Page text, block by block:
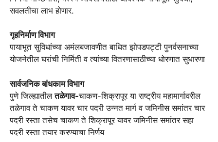
सवलतीचा लाभ होणार.
गृहनिर्माण विभाग
पायाभूत सुविधांच्या अमंलबजावणीत बाधित झोपडपट्टी पुनर्वसनाच्या
योजनेतील घरांची निर्मिती व त्यांच्या वितरणासाठीच्या धोरणात सुधारणा
सार्वजनिक बांधकाम विभाग
पुणे जिल्ह्यातीलतळेगाव-चाकण-शिक्रापूर या राष्ट्रीय महामार्गावरील
तळेगाव ते चाकण यावर चार पदरी उन्नत मार्ग व जमिनीस समांतर चार
पदरी रस्ता तसेच चाकण ते शिक्रापूर यावर जमिनीस समांतर सहा
पदरी रस्ता तयार करण्याचा निर्णय